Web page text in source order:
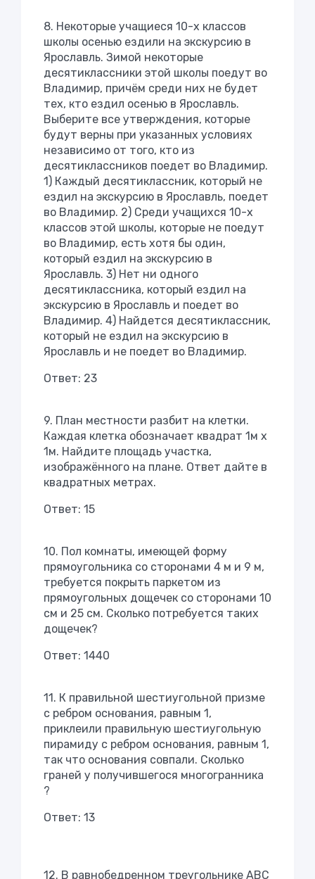
8. Некоторые учащиеся 10-х классов
школы осенью ездили на экскурсию в
Ярославль. Зимой некоторые
десятиклассники этой школы поедут во
Владимир, причём среди них не будет
тех, кто ездил осенью в Ярославль.
Выберите все утверждения, которые
будут верны при указанных условиях
независимо от того, кто из
десятиклассников поедет во Владимир.
1) Каждый десятиклассник, который не
ездил на экскурсию в Ярославль, поедет
во Владимир. 2) Среди учащихся 10-х
классов этой школы, которые не поедут
во Владимир, есть хотя бы один,
который ездил на экскурсию в
Ярославль. 3) Нет ни одного
десятиклассника, который ездил на
экскурсию в Ярославль и поедет во
Владимир. 4) Найдется десятиклассник,
который не ездил на экскурсию в
Ярославль и не поедет во Владимир.
Ответ: 23
9. План местности разбит на клетки.
Каждая клетка обозначает квадрат 1м х
1м. Найдите площадь участка,
изображённого на плане. Ответ дайте в
квадратных метрах.
Ответ: 15
10. Пол комнаты, имеющей форму
прямоугольника со сторонами 4 м и 9 м,
требуется покрыть паркетом из
прямоугольных дощечек со сторонами 10
см и 25 см. Сколько потребуется таких
дощечек?
Ответ: 1440
11. К правильной шестиугольной призме
с ребром основания, равным 1,
приклеили правильную шестиугольную
пирамиду с ребром основания, равным 1,
так что основания совпали. Сколько
граней у получившегося многогранника
?
Ответ: 13
12. В равнобедренном треугольнике ABC